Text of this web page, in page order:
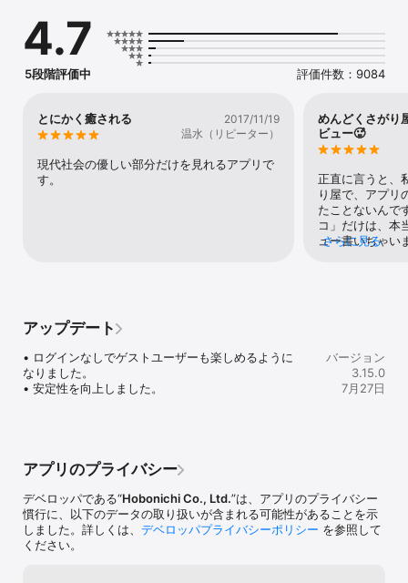
◆ うちのコのアルバムが育つ
かわいい写真と思い出を楽しく投稿しているうちに、だんだん思い
出の詰まったアルバムが育っていきます。犬猫好きしかいない平和
な世界なので、思いっきり「うちのコ自慢」ができ、たくさんハー
トがもらえます。
◆ 飼っていなくても「見るだけ」で癒やされる
犬と猫が、いつでもたくさん見られます。毎日更新される「放送
局」では、おすすめの投稿、楽しい読みものやイベント情報を紹
介。日々の楽しみとして、ぜひご活用ください。
犬猫好きどうしで楽しくやりとりしながら、困ったときには相談し
たり、病気のときには励ましてもらったり。お互いの「うちのコ」
ます。 あらかじめ登録されたプロフィールから自動的につくられる
迷子チラシは、コンビニなどで印刷して配布することも可能です。
ど、迷子の見つかる可能性は高くなります。
◆ 世界にひとつのオリジナルグッズ
ドコノコはコンテンツ利用が、無料・無制限。広告も入りません。
けます。
犬と猫が人をつなぐ、やさしいSNS「ドコノコ」。 今後、楽しい読
みものや、投稿企画などもますます充実。 犬や猫といっしょに暮ら
している人も、そうでない人も、日々の楽しみと、万が一への備え
4.7
5段階評価中 評価件数：9084
とにかく癒される
2017/11/19
温水（リピーター）
現代社会の優しい部分だけを見れるアプリで
す。
めんどくさがり
ビュー🥵
正直に言うと、
り屋で、アプリ
たことないんで
コ」だけは、本
ュー書いちゃい
愛犬も投稿し
いいねとかコ
い嬉しい！「
て、会話も増え
したのが、「迷
で迷子になっ
さらに見る
アップデート
• ログインなしでゲストユーザーも楽しめるように
なりました。
• 安定性を向上しました。
バージョン
3.15.0
7月27日
アプリのプライバシー
デベロッパである“Hobonichi Co., Ltd.”は、アプリのプライバシー
慣行に、以下のデータの取り扱いが含まれる可能性があることを示
しました。詳しくは、 デベロッパプライバシーポリシー を参照して
ください。